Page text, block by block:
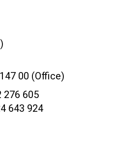
00 (Office)
276 605
643 924